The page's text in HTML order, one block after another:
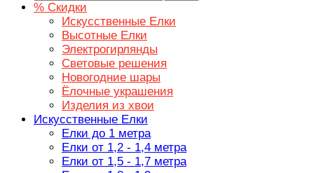
% Скидки
Искусственные Елки
Высотные Елки
Электрогирлянды
Световые решения
Новогодние шары
Ёлочные украшения
Изделия из хвои
Искусственные Елки
Елки до 1 метра
Елки от 1,2 - 1,4 метра
Елки от 1,5 - 1,7 метра